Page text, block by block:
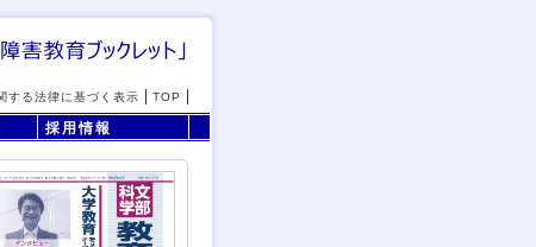
TOP
する法律に基づく表示
採用情報